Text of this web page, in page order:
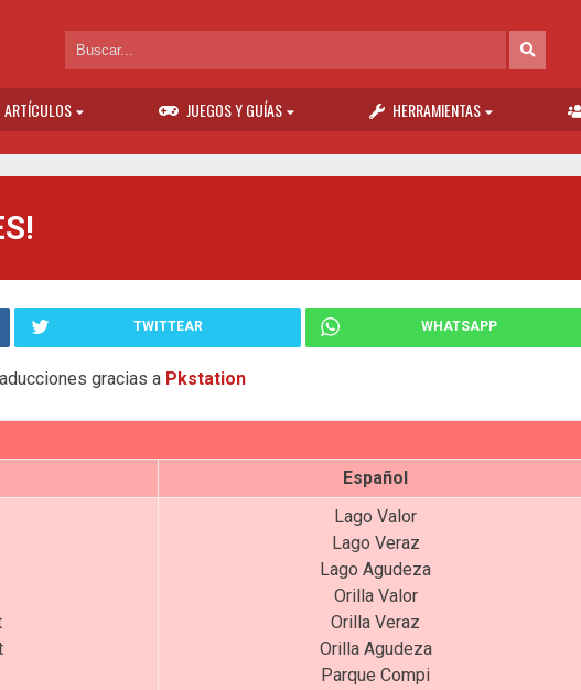
ARTÍCULOS JUEGOS Y GUÍAS HERRAMIENTAS
TWITTEAR WHATSAPP
gracias a Pkstation
Español
Lago Valor
Lago Veraz
Lago Agudeza
Orilla Valor
Orilla Veraz
Orilla Agudeza
Parque Compi